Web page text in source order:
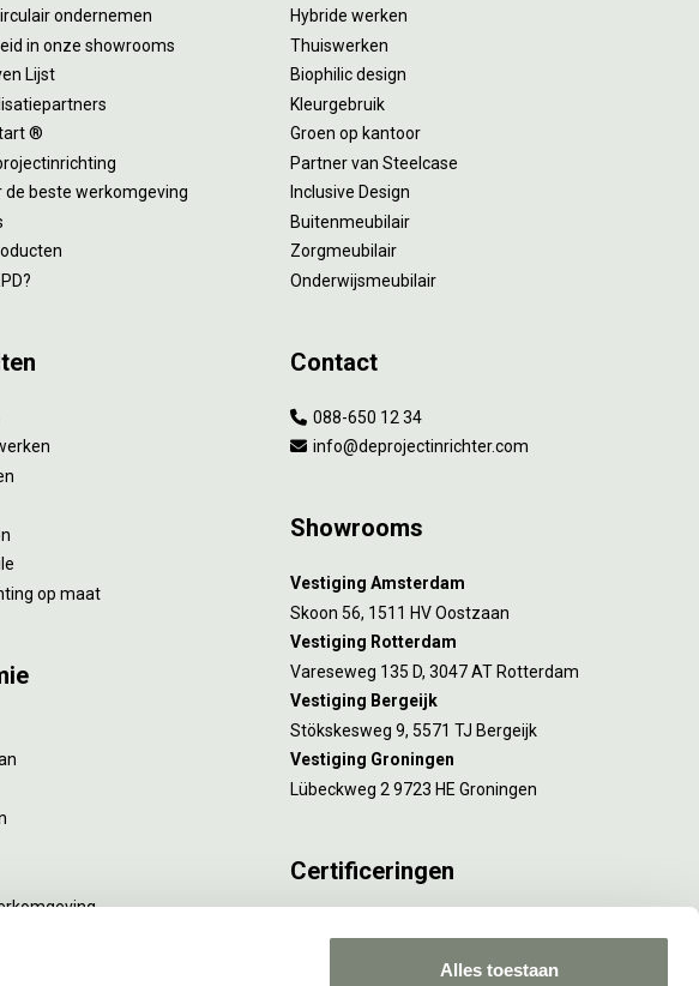
Alles toestaan
ondernemen
in onze showrooms
Lijst
®
de beste werkomgeving
op maat
Hybride werken
Thuiswerken
Biophilic design
Kleurgebruik
Groen op kantoor
Partner van Steelcase
Inclusive Design
Buitenmeubilair
Zorgmeubilair
Onderwijsmeubilair
Contact
088-650 12 34
info@deprojectinrichter.com
Showrooms
Vestiging Amsterdam
Skoon 56, 1511 HV Oostzaan
Vestiging Rotterdam
Vareseweg 135 D, 3047 AT Rotterdam
Vestiging Bergeijk
Stökskesweg 9, 5571 TJ Bergeijk
Vestiging Groningen
Lübeckweg 2 9723 HE Groningen
Certificeringen
Rotterdam en Culemborg.